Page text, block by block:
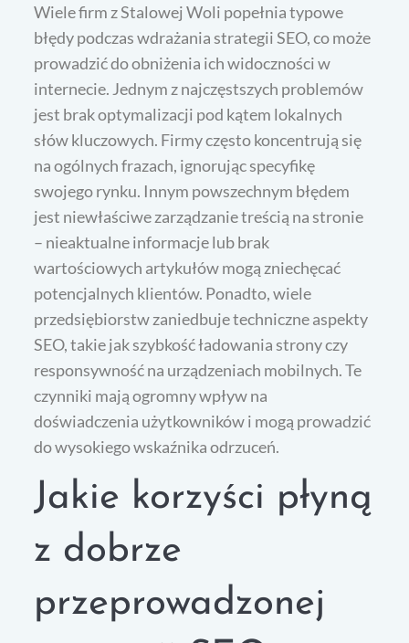
Wiele firm z Stalowej Woli popełnia typowe
błędy podczas wdrażania strategii SEO, co może
prowadzić do obniżenia ich widoczności w
internecie. Jednym z najczęstszych problemów
jest brak optymalizacji pod kątem lokalnych
słów kluczowych. Firmy często koncentrują się
na ogólnych frazach, ignorując specyfikę
swojego rynku. Innym powszechnym błędem
jest niewłaściwe zarządzanie treścią na stronie
– nieaktualne informacje lub brak
wartościowych artykułów mogą zniechęcać
potencjalnych klientów. Ponadto, wiele
przedsiębiorstw zaniedbuje techniczne aspekty
SEO, takie jak szybkość ładowania strony czy
responsywność na urządzeniach mobilnych. Te
czynniki mają ogromny wpływ na
doświadczenia użytkowników i mogą prowadzić
do wysokiego wskaźnika odrzuceń.
Jakie korzyści płyną
z dobrze
przeprowadzonej